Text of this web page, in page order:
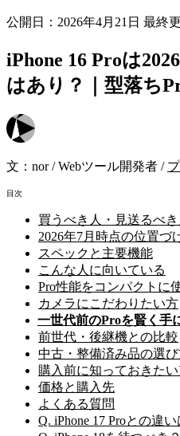
公開日：2026年4月21日 最終
iPhone 16 Proは
はあり？｜型落ち
文： nor /Webツール開発者 /
目次
買うべき人・見送るべ
2026年7月時点の位置づ
スペックと主要機能
こんな人に向いている
Pro性能をコンパクトに
カメラにこだわりたい方
一世代前のProを賢く手
前世代・後継機との比較
中古・整備済み品の選
購入前に知っておきた
価格と購入先
よくある質問
Q. iPhone 17 Proとの違い